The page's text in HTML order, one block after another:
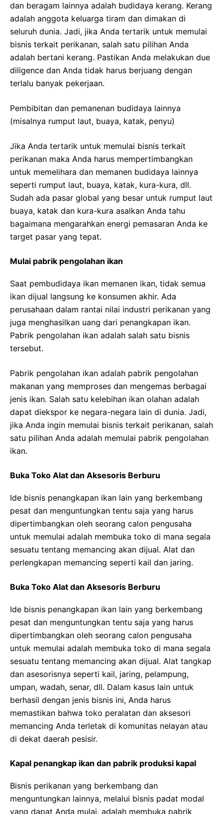
dan beragam lainnya adalah budidaya kerang. Kerang
adalah anggota keluarga tiram dan dimakan di
seluruh dunia. Jadi, jika Anda tertarik untuk memulai
bisnis terkait perikanan, salah satu pilihan Anda
adalah bertani kerang. Pastikan Anda melakukan due
diligence dan Anda tidak harus berjuang dengan
terlalu banyak pekerjaan.
Pembibitan dan pemanenan budidaya lainnya
(misalnya rumput laut, buaya, katak, penyu)
Jika Anda tertarik untuk memulai bisnis terkait
perikanan maka Anda harus mempertimbangkan
untuk memelihara dan memanen budidaya lainnya
seperti rumput laut, buaya, katak, kura-kura, dll.
Sudah ada pasar global yang besar untuk rumput laut
buaya, katak dan kura-kura asalkan Anda tahu
bagaimana mengarahkan energi pemasaran Anda ke
target pasar yang tepat.
Mulai pabrik pengolahan ikan
Saat pembudidaya ikan memanen ikan, tidak semua
ikan dijual langsung ke konsumen akhir. Ada
perusahaan dalam rantai nilai industri perikanan yang
juga menghasilkan uang dari penangkapan ikan.
Pabrik pengolahan ikan adalah salah satu bisnis
tersebut.
Pabrik pengolahan ikan adalah pabrik pengolahan
makanan yang memproses dan mengemas berbagai
jenis ikan. Salah satu kelebihan ikan olahan adalah
dapat diekspor ke negara-negara lain di dunia. Jadi,
jika Anda ingin memulai bisnis terkait perikanan, salah
satu pilihan Anda adalah memulai pabrik pengolahan
ikan.
Buka Toko Alat dan Aksesoris Berburu
Ide bisnis penangkapan ikan lain yang berkembang
pesat dan menguntungkan tentu saja yang harus
dipertimbangkan oleh seorang calon pengusaha
untuk memulai adalah membuka toko di mana segala
sesuatu tentang memancing akan dijual. Alat dan
perlengkapan memancing seperti kail dan jaring.
Buka Toko Alat dan Aksesoris Berburu
Ide bisnis penangkapan ikan lain yang berkembang
pesat dan menguntungkan tentu saja yang harus
dipertimbangkan oleh seorang calon pengusaha
untuk memulai adalah membuka toko di mana segala
sesuatu tentang memancing akan dijual. Alat tangkap
dan asesorisnya seperti kail, jaring, pelampung,
umpan, wadah, senar, dll. Dalam kasus lain untuk
berhasil dengan jenis bisnis ini, Anda harus
memastikan bahwa toko peralatan dan aksesori
memancing Anda terletak di komunitas nelayan atau
di dekat daerah pesisir.
Kapal penangkap ikan dan pabrik produksi kapal
Bisnis perikanan yang berkembang dan
menguntungkan lainnya, melalui bisnis padat modal
yang dapat Anda mulai, adalah membuka pabrik